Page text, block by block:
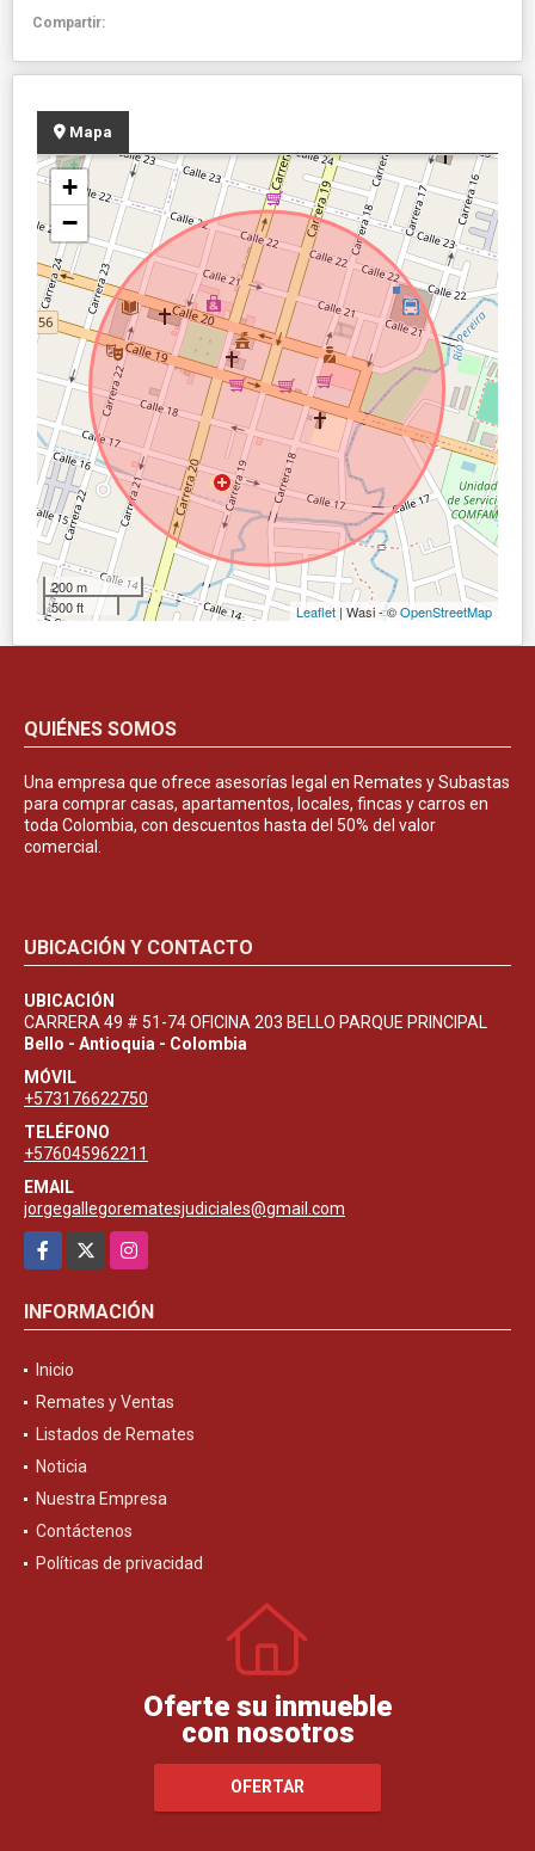
Compartir:
Mapa
+
−
200 m
500 ft
Leaflet | Wasi - ©OpenStreetMap
QUIÉNES SOMOS
Una empresa que ofrece asesorías legal en Remates y Subastas
para comprar casas, apartamentos, locales, fincas y carros en
toda Colombia, con descuentos hasta del 50% del valor
comercial.
UBICACIÓN Y CONTACTO
UBICACIÓN
CARRERA 49 # 51-74 OFICINA 203 BELLO PARQUE PRINCIPAL
Bello - Antioquia - Colombia
MÓVIL
+573176622750
TELÉFONO
+576045962211
EMAIL
jorgegallegorematesjudiciales@gmail.com
Facebook
Instagram
INFORMACIÓN
Inicio
Remates y Ventas
Listados de Remates
Noticia
Nuestra Empresa
Contáctenos
Políticas de privacidad
Oferte su inmueble
con nosotros
OFERTAR